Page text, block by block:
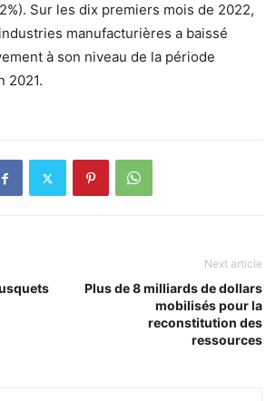
Sur les dix premiers mois de 2022,
manufacturières a baissé
à son niveau de la période
2021.
Next article
Plus de 8 milliards de dollars
mobilisés pour la
reconstitution des
ressources